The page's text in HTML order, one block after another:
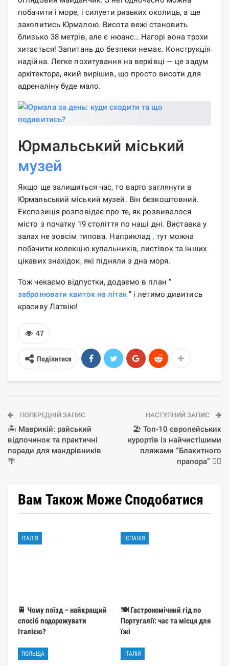
побачити і море, і силуети ризьких околиць, а ще
захопитись Юрмалою. Висота вежі становить
близько 38 метрів, але є нюанс… Нагорі вона трохи
хитається! Запитань до безпеки немає. Конструкція
надійна. Легке похитування на верхівці — це задум
архітектора, який вирішив, що просто висоти для
адреналіну буде мало.
Юрмальський міський
музей
Якщо ще залишиться час, то варто заглянути в
Юрмальський міський музей. Він безкоштовний.
Експозиція розповідає про те, як розвивалося
місто з початку 19 століття по наші дні. Виставка у
залах не зовсім типова. Наприклад , тут можна
побачити колекцію купальників, листівок та інших
цікавих знахідок, які підняли з дна моря.
Тож чекаємо відпустки, додаємо в план ”
забронювати квиток на літак” і летимо дивитись
красиву Латвію!
47
Поділитися
ПОПЕРЕДНІЙ ЗАПИС
🏝️ Маврикій: райський
відпочинок та практичні
поради для мандрівників
🌴
НАСТУПНИЙ ЗАПИС
🏖️ Топ-10 європейських
курортів із найчистішими
пляжами “Блакитного
прапора” 🏊‍♂️
Вам Також Може Сподобатися
ІТАЛІЯ
🚆 Чому поїзд – найкращий
спосіб подорожувати
Італією?
ІСПАНІЯ
🍽️ Гастрономічний гід по
Португалії: час та місця для
їжі
ПОЛЬЩА ІТАЛІЯ